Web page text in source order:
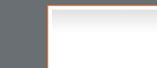
Перейти к основному содержанию